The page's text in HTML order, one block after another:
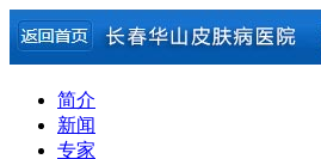
简介
新闻
专家